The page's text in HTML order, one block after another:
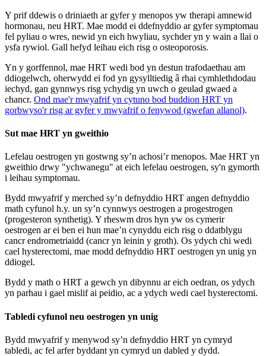
Y prif ddewis o driniaeth ar gyfer y menopos yw therapi amnewid
hormonau, neu HRT. Mae modd ei ddefnyddio ar gyfer symptomau
fel pyliau o wres, newid yn eich hwyliau, sychder yn y wain a llai o
ysfa rywiol. Gall hefyd leihau eich risg o osteoporosis.
Yn y gorffennol, mae HRT wedi bod yn destun trafodaethau am
ddiogelwch, oherwydd ei fod yn gysylltiedig â rhai cymhlethdodau
iechyd, gan gynnwys risg ychydig yn uwch o geulad gwaed a
chancr. Ond mae'r mwyafrif yn cytuno bod buddion HRT yn
gorbwyso'r risg ar gyfer y mwyafrif o fenywod (gwefan allanol).
Sut mae HRT yn gweithio
Lefelau oestrogen yn gostwng sy’n achosi’r menopos. Mae HRT yn
gweithio drwy "ychwanegu" at eich lefelau oestrogen, sy'n gymorth
i leihau symptomau.
Bydd mwyafrif y merched sy’n defnyddio HRT angen defnyddio
math cyfunol h.y. un sy’n cynnwys oestrogen a progestrogen
(progesteron synthetig). Y rheswm dros hyn yw os cymerir
oestrogen ar ei ben ei hun mae’n cynyddu eich risg o ddatblygu
cancr endrometriaidd (cancr yn leinin y groth). Os ydych chi wedi
cael hysterectomi, mae modd defnyddio HRT oestrogen yn unig yn
ddiogel.
Bydd y math o HRT a gewch yn dibynnu ar eich oedran, os ydych
yn parhau i gael mislif ai peidio, ac a ydych wedi cael hysterectomi.
Tabledi cyfunol neu oestrogen yn unig
Bydd mwyafrif y menywod sy’n defnyddio HRT yn cymryd
tabledi, ac fel arfer byddant yn cymryd un dabled y dydd.